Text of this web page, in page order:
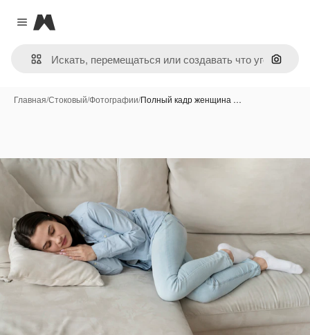
Close menu
Magnific
Поиск
Главная/Стоковый/Фотографии/Полный кадр женщина …